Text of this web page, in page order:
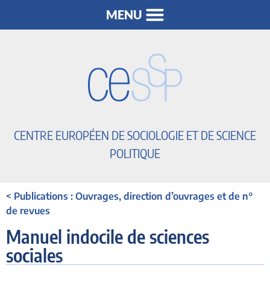
CENTRE EUROPÉEN DE SOCIOLOGIE ET DE SCIENCE
POLITIQUE
< Publications : Ouvrages, direction d’ouvrages et de n°
de revues
Manuel indocile de sciences
sociales